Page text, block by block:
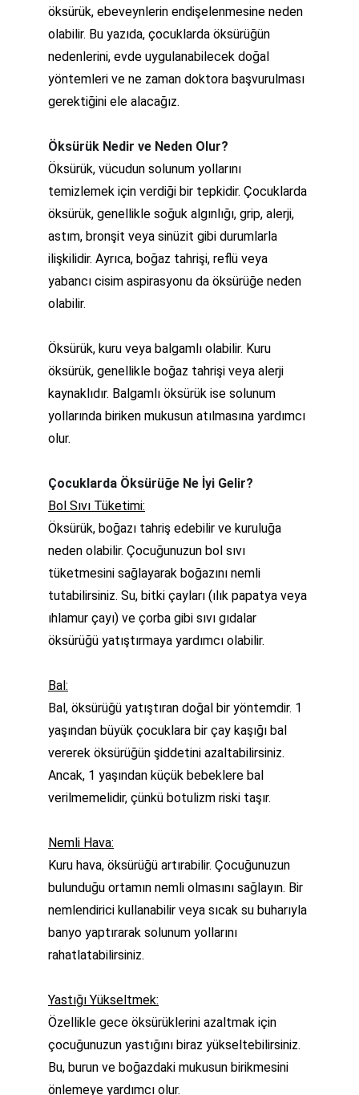
öksürük, ebeveynlerin endişelenmesine neden
olabilir. Bu yazıda, çocuklarda öksürüğün
nedenlerini, evde uygulanabilecek doğal
yöntemleri ve ne zaman doktora başvurulması
gerektiğini ele alacağız.
Öksürük Nedir ve Neden Olur?
Öksürük, vücudun solunum yollarını
temizlemek için verdiği bir tepkidir. Çocuklarda
öksürük, genellikle soğuk algınlığı, grip, alerji,
astım, bronşit veya sinüzit gibi durumlarla
ilişkilidir. Ayrıca, boğaz tahrişi, reflü veya
yabancı cisim aspirasyonu da öksürüğe neden
olabilir.
Öksürük, kuru veya balgamlı olabilir. Kuru
öksürük, genellikle boğaz tahrişi veya alerji
kaynaklıdır. Balgamlı öksürük ise solunum
yollarında biriken mukusun atılmasına yardımcı
olur.
Çocuklarda Öksürüğe Ne İyi Gelir?
Bol Sıvı Tüketimi:
Öksürük, boğazı tahriş edebilir ve kuruluğa
neden olabilir. Çocuğunuzun bol sıvı
tüketmesini sağlayarak boğazını nemli
tutabilirsiniz. Su, bitki çayları (ılık papatya veya
ıhlamur çayı) ve çorba gibi sıvı gıdalar
öksürüğü yatıştırmaya yardımcı olabilir.
Bal:
Bal, öksürüğü yatıştıran doğal bir yöntemdir. 1
yaşından büyük çocuklara bir çay kaşığı bal
vererek öksürüğün şiddetini azaltabilirsiniz.
Ancak, 1 yaşından küçük bebeklere bal
verilmemelidir, çünkü botulizm riski taşır.
Nemli Hava:
Kuru hava, öksürüğü artırabilir. Çocuğunuzun
bulunduğu ortamın nemli olmasını sağlayın. Bir
nemlendirici kullanabilir veya sıcak su buharıyla
banyo yaptırarak solunum yollarını
rahatlatabilirsiniz.
Yastığı Yükseltmek:
Özellikle gece öksürüklerini azaltmak için
çocuğunuzun yastığını biraz yükseltebilirsiniz.
Bu, burun ve boğazdaki mukusun birikmesini
önlemeye yardımcı olur.